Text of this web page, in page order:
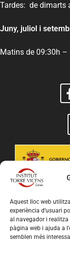
Aquest lloc web
experiència d’usuari
al navegador i
pàgina web i ajuda a
semblen més
Tardes: de dimarts
Juny, juliol i
Matins de 09:30h –